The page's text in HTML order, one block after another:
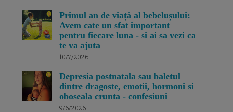
Primul an de viață al bebelușului:
Avem cate un sfat important
pentru fiecare luna - si ai sa vezi ca
te va ajuta
10/7/2026
Depresia postnatala sau baletul
dintre dragoste, emotii, hormoni si
oboseala crunta - confesiuni
9/6/2026